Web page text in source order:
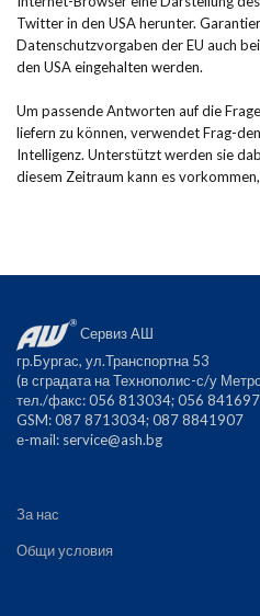
Twitter in den USA herunter.
Datenschutzvorgaben der EU auch
den USA eingehalten werden.
Um passende Antworten auf die
liefern zu können, verwendet Frag-
Intelligenz. Unterstützt werden sie
diesem Zeitraum kann es
Сервиз АШ
гр.Бургас, ул.Транспортна 53
(в сградата на Технополис-с/у
тел./факс: 056 813034; 056 841697
GSM: 087 8713034; 087 8841907
е-mail: service@ash.bg
За нас
Общи условия